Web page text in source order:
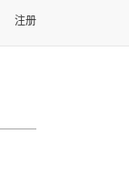
注册